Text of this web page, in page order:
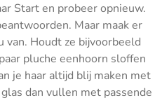
Start en probeer opnieuw.
Maar maak er
van. Houdt ze bijvoorbeeld
pluche eenhoorn sloffen
je haar altijd blij maken met
dan vullen met passende